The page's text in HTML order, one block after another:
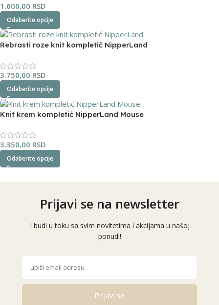
1.600,00 RSD
Odaberite opcije
Rebrasti roze knit kompletić NipperLand
3.750,00 RSD
Odaberite opcije
Knit krem kompletić NipperLand Mouse
3.350,00 RSD
Odaberite opcije
Prijavi se na newsletter
I budi u toku sa svim novitetima i akcijama u našoj
ponudi!
Prijavi se